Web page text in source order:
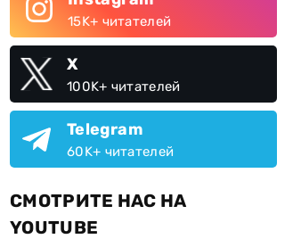
15K+ читателей
X
100K+ читателей
Telegram
60K+ читателей
СМОТРИТЕ НАС НА
YOUTUBE